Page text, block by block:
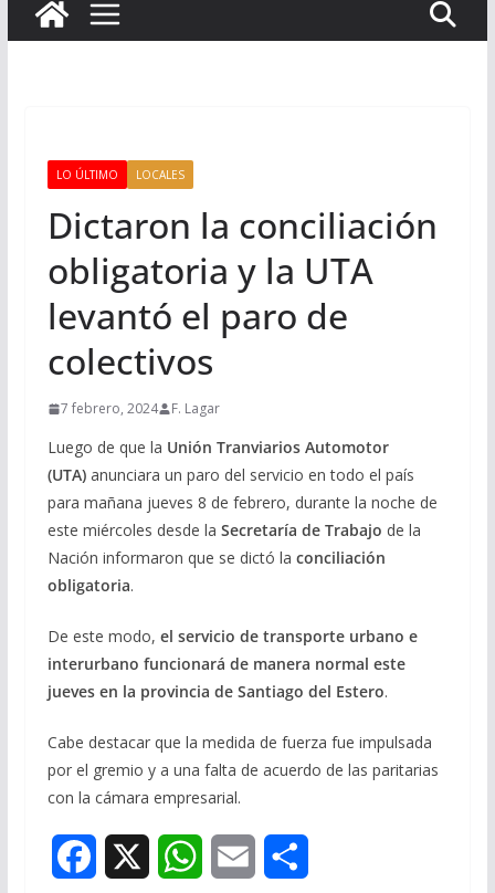
LO ÚLTIMO LOCALES
Dictaron la conciliación
obligatoria y la UTA
levantó el paro de
colectivos
7 febrero, 2024 F. Lagar
Luego de que la Unión Tranviarios Automotor
(UTA) anunciara un paro del servicio en todo el país
para mañana jueves 8 de febrero, durante la noche de
este miércoles desde la Secretaría de Trabajo de la
Nación informaron que se dictó la conciliación
obligatoria.
De este modo, el servicio de transporte urbano e
interurbano funcionará de manera normal este
jueves en la provincia de Santiago del Estero.
Cabe destacar que la medida de fuerza fue impulsada
por el gremio y a una falta de acuerdo de las paritarias
con la cámara empresarial.
W